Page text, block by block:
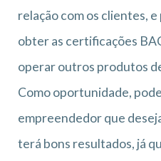
relação com os clientes,
obter as certificações
operar outros produtos
Como oportunidade,
empreendedor que
terá bons resultados, já